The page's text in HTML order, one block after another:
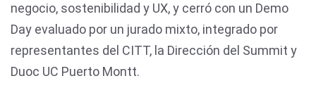
negocio, sostenibilidad y UX, y cerró con un Demo
Day evaluado por un jurado mixto, integrado por
representantes del CITT, la Dirección del Summit y
Duoc UC Puerto Montt.